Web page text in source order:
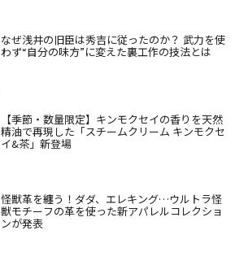
なぜ浅井の旧臣は秀吉に従ったのか？ 武力を使
わず“自分の味方”に変えた裏工作の技法とは
【季節・数量限定】キンモクセイの香りを天然
精油で再現した「スチームクリーム キンモクセ
イ&茶」新登場
怪獣革を纏う！ダダ、エレキング…ウルトラ怪
獣モチーフの革を使った新アパレルコレクショ
ンが発表